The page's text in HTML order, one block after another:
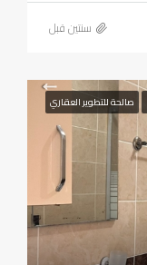
‏سنتين قبل
صالحة للتطوير العقاري